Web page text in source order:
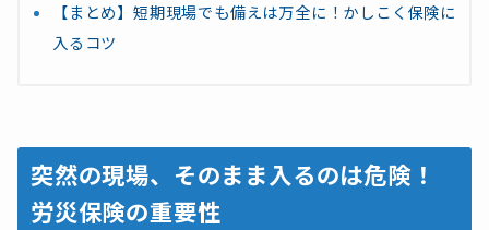
【まとめ】短期現場でも備えは万全に！かしこく保険に
入るコツ
突然の現場、そのまま入るのは危険！
労災保険の重要性